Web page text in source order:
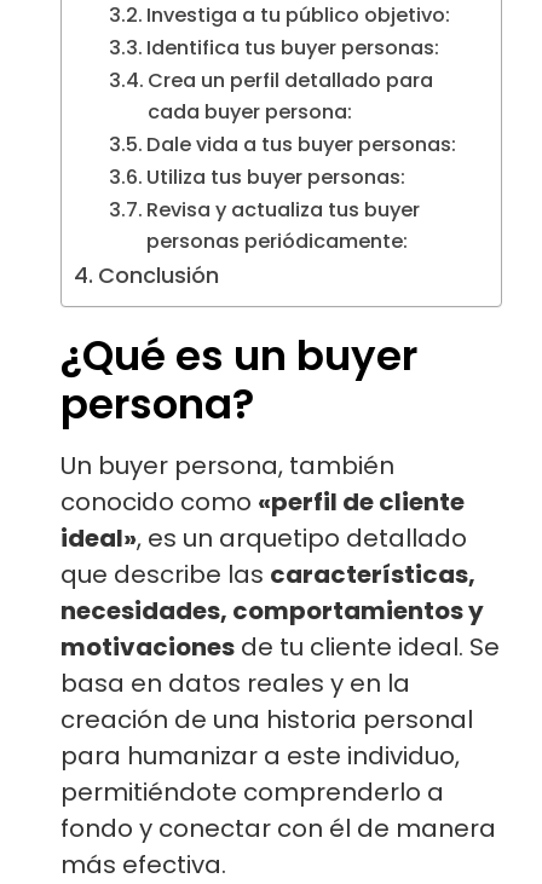
Investiga a tu público objetivo:
Identifica tus buyer personas:
Crea un perfil detallado para
cada buyer persona:
Dale vida a tus buyer personas:
Utiliza tus buyer personas:
Revisa y actualiza tus buyer
personas periódicamente:
Conclusión
¿Qué es un buyer
persona?
Un buyer persona, también
conocido como «perfil de cliente
ideal», es un arquetipo detallado
que describe las características,
necesidades, comportamientos y
motivaciones de tu cliente ideal. Se
basa en datos reales y en la
creación de una historia personal
para humanizar a este individuo,
permitiéndote comprenderlo a
fondo y conectar con él de manera
más efectiva.